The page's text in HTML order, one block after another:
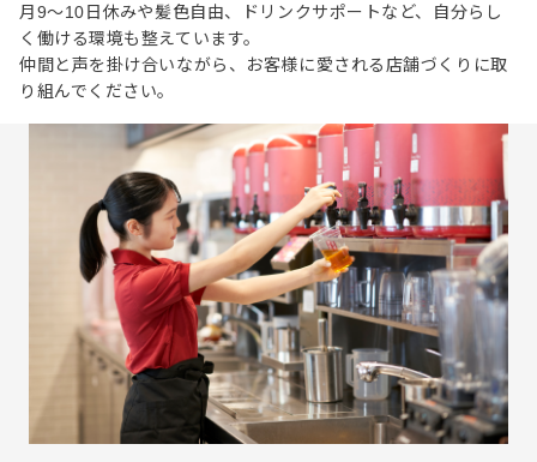
月9～10日休みや髪色自由、ドリンクサポートなど、自分らし
く働ける環境も整えています。
仲間と声を掛け合いながら、お客様に愛される店舗づくりに取
り組んでください。